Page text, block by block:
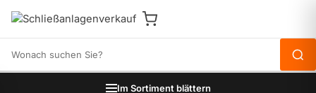
Im Sortiment blättern